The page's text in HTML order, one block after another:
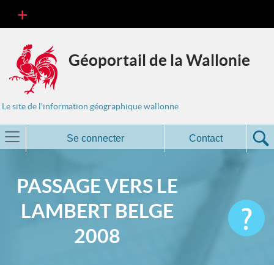
Géoportail de la Wallonie
Le site de l'information géographique wallonne
Se connecter Contact
PASSAGE VERS LE
LAMBERT BELGE
2008